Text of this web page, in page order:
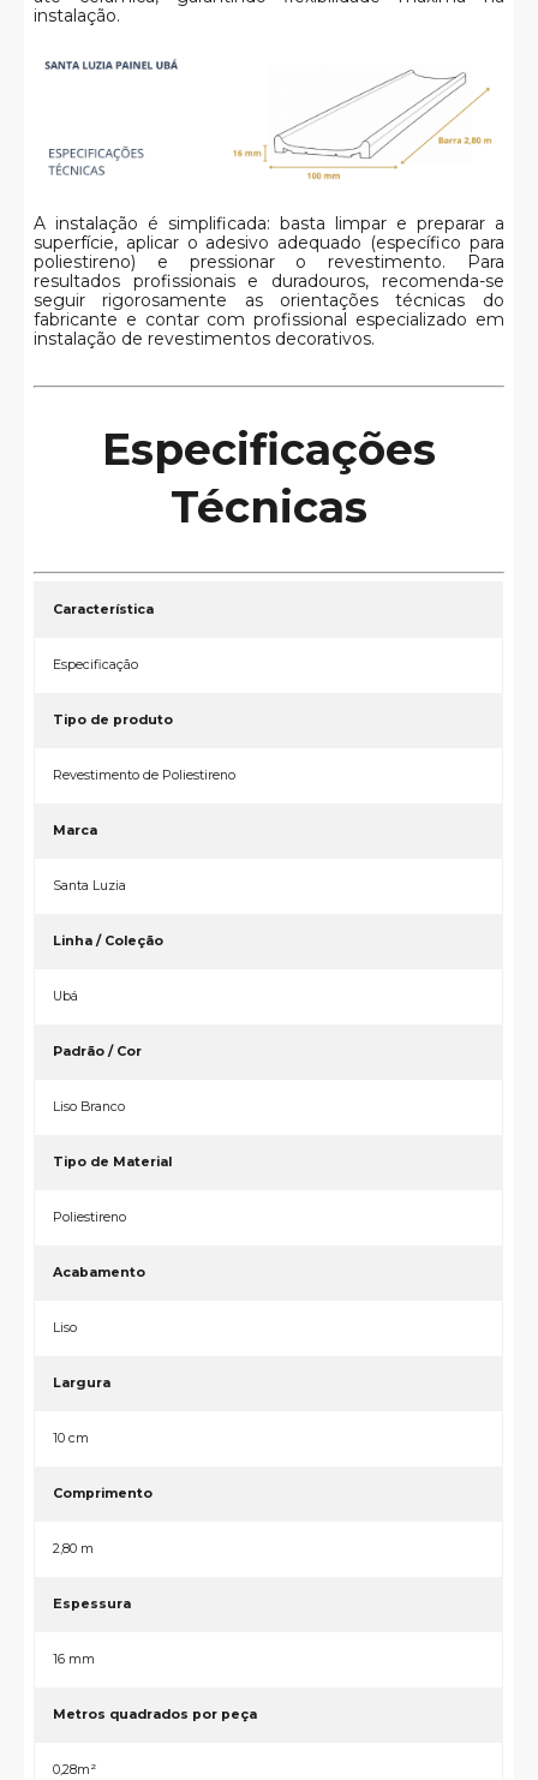
instalação.
A instalação é simplificada: basta limpar e preparar a
superfície, aplicar o adesivo adequado (específico para
poliestireno) e pressionar o revestimento. Para
resultados profissionais e duradouros, recomenda-se
seguir rigorosamente as orientações técnicas do
fabricante e contar com profissional especializado em
instalação de revestimentos decorativos.
Especificações
Técnicas
Característica
Especificação
Tipo de produto
Revestimento de Poliestireno
Marca
Santa Luzia
Linha / Coleção
Ub
Padrão / Cor
Liso Branco
Tipo de Material
Poliestireno
Acabamento
Liso
Largura
10 cm
Comprimento
2,80 m
Espessura
16 mm
Metros quadrados por peça
0,28m²